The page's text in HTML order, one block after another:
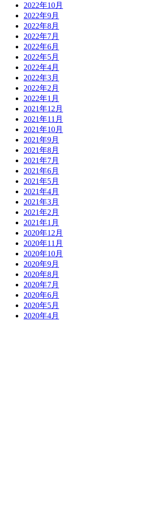
2022年10月
2022年9月
2022年8月
2022年7月
2022年6月
2022年5月
2022年4月
2022年3月
2022年2月
2022年1月
2021年12月
2021年11月
2021年10月
2021年9月
2021年8月
2021年7月
2021年6月
2021年5月
2021年4月
2021年3月
2021年2月
2021年1月
2020年12月
2020年11月
2020年10月
2020年9月
2020年8月
2020年7月
2020年6月
2020年5月
2020年4月